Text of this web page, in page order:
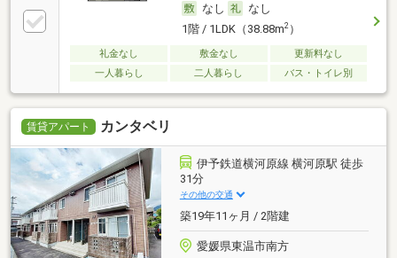
なし
なし
1階 / 1LDK（38.88m2）
礼金なし 敷金なし
更新料なし
一人暮らし
二人暮らし バス・トイレ別
賃貸アパート カンタベリ
伊予鉄道横河原線 横河原駅 徒歩
31分
その他の交通
築19年11ヶ月 / 2階建
愛媛県東温市南方